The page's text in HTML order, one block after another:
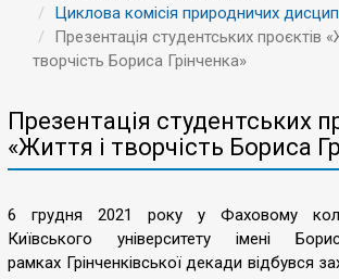
Циклова комісія природничих
Презентація студентських проєктів
творчість Бориса Грінченка»
Презентація студентських
«Життя і творчість Бориса
6 грудня 2021 року у Фаховому
Київського університету імені
рамках Грінченківської декади відбувся